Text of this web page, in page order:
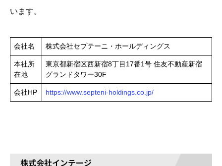
います。
会社名 株式会社セプテーニ・ホールディングス
本社所
在地
東京都新宿区西新宿8丁目17番1号 住友不動産新宿
グランドタワー30F
会社HP https://www.septeni-holdings.co.jp/
株式会社インテージ